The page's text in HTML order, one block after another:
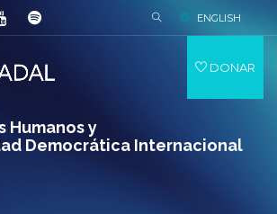
Humanos y
Democrática Internacional
ENGLISH
DONAR